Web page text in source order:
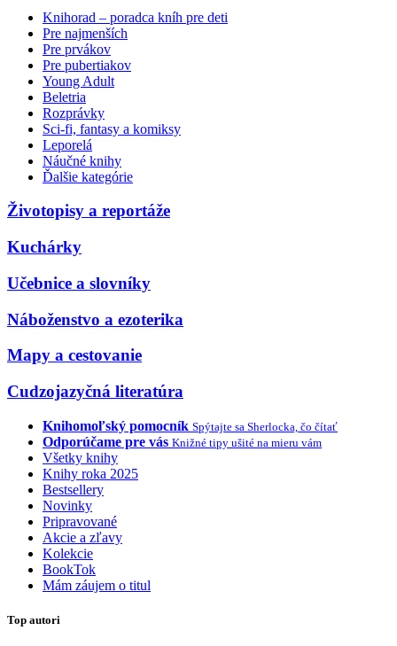
Knihorad – poradca kníh pre deti
Pre najmenších
Pre prvákov
Pre pubertiakov
Young Adult
Beletria
Rozprávky
Sci-fi, fantasy a komiksy
Leporelá
Náučné knihy
Ďalšie kategórie
Životopisy a reportáže
Kuchárky
Učebnice a slovníky
Náboženstvo a ezoterika
Mapy a cestovanie
Cudzojazyčná literatúra
Knihomoľský pomocník Spýtajte sa Sherlocka, čo čítať
Odporúčame pre vás Knižné tipy ušité na mieru vám
Všetky knihy
Knihy roka 2025
Bestsellery
Novinky
Pripravované
Akcie a zľavy
Kolekcie
BookTok
Mám záujem o titul
Top autori